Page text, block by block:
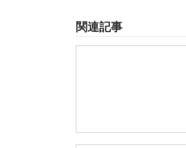
関連記事